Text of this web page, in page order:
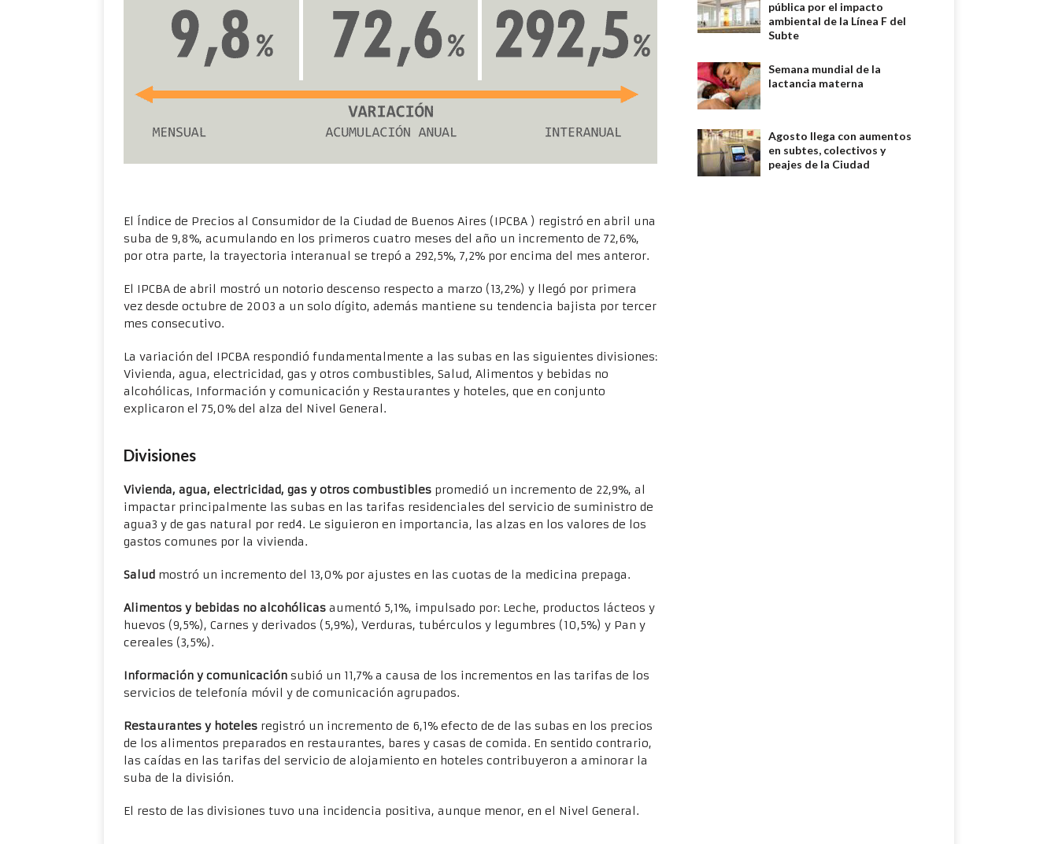
El Índice de Precios al Consumidor de la Ciudad de Buenos Aires (IPCBA ) registró en abril una
suba de 9,8%, acumulando en los primeros cuatro meses del año un incremento de 72,6%,
por otra parte, la trayectoria interanual se trepó a 292,5%, 7,2% por encima del mes anteror.
El IPCBA de abril mostró un notorio descenso respecto a marzo (13,2%) y llegó por primera
vez desde octubre de 2003 a un solo dígito, además mantiene su tendencia bajista por tercer
mes consecutivo.
La variación del IPCBA respondió fundamentalmente a las subas en las siguientes divisiones:
Vivienda, agua, electricidad, gas y otros combustibles, Salud, Alimentos y bebidas no
alcohólicas, Información y comunicación y Restaurantes y hoteles, que en conjunto
explicaron el 75,0% del alza del Nivel General.
Divisiones
Vivienda, agua, electricidad, gas y otros combustibles promedió un incremento de 22,9%, al
impactar principalmente las subas en las tarifas residenciales del servicio de suministro de
agua3 y de gas natural por red4. Le siguieron en importancia, las alzas en los valores de los
gastos comunes por la vivienda.
Salud mostró un incremento del 13,0% por ajustes en las cuotas de la medicina prepaga.
Alimentos y bebidas no alcohólicas aumentó 5,1%, impulsado por: Leche, productos lácteos y
huevos (9,5%), Carnes y derivados (5,9%), Verduras, tubérculos y legumbres (10,5%) y Pan y
cereales (3,5%).
Información y comunicación subió un 11,7% a causa de los incrementos en las tarifas de los
servicios de telefonía móvil y de comunicación agrupados.
Restaurantes y hoteles registró un incremento de 6,1% efecto de de las subas en los precios
de los alimentos preparados en restaurantes, bares y casas de comida. En sentido contrario,
las caídas en las tarifas del servicio de alojamiento en hoteles contribuyeron a aminorar la
suba de la división.
El resto de las divisiones tuvo una incidencia positiva, aunque menor, en el Nivel General.
pública por el impacto
ambiental de la Línea F del
Subte
Semana mundial de la
lactancia materna
Agosto llega con aumentos
en subtes, colectivos y
peajes de la Ciudad